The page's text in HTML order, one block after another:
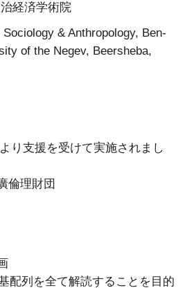
経済学術院
& Anthropology, Ben-
of the Negev, Beersheba,
り支援を受けて実施されまし
倫理財団
配列を全て解読することを目的